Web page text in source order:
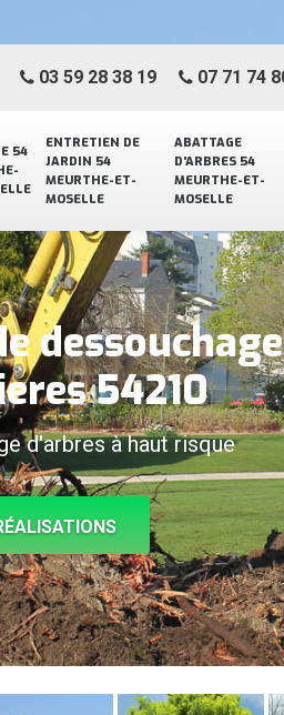
54
ENTRETIEN DE
JARDIN 54
MEURTHE-ET-
MOSELLE
ABATTAGE
D'ARBRES 54
MEURTHE-ET-
MOSELLE
03 59 28 38 19 07 71 74
dessouchage
54210
d'arbres à haut risque